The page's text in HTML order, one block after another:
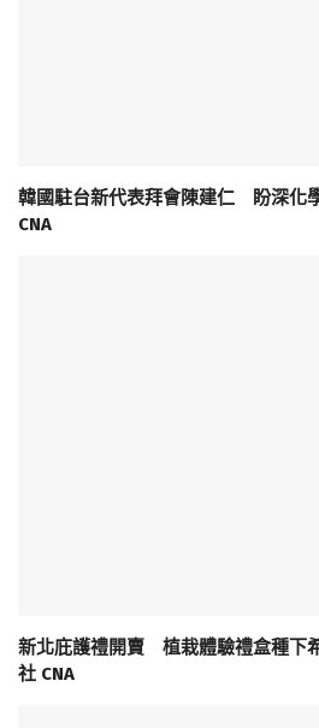
韓國駐台新代表拜會陳建仁 盼深化
CNA
新北庇護禮開賣 植栽體驗禮盒種下
社 CNA